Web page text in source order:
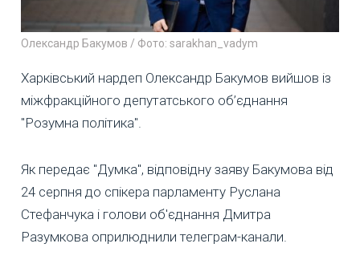
Олександр Бакумов / Фото: sarakhan_vadym
Харківський нардеп Олександр Бакумов вийшов із
міжфракційного депутатського об’єднання
"Розумна політика".
Як передає "Думка", відповідну заяву Бакумова від
24 серпня до спікера парламенту Руслана
Стефанчука і голови об'єднання Дмитра
Разумкова оприлюднили телеграм-канали.